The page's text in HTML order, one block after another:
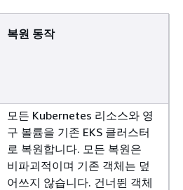
복원 동작
모든 Kubernetes 리소스와 영
구 볼륨을 기존 EKS 클러스터
로 복원합니다. 모든 복원은
비파괴적이며 기존 객체는 덮
어쓰지 않습니다. 건너뛴 객체